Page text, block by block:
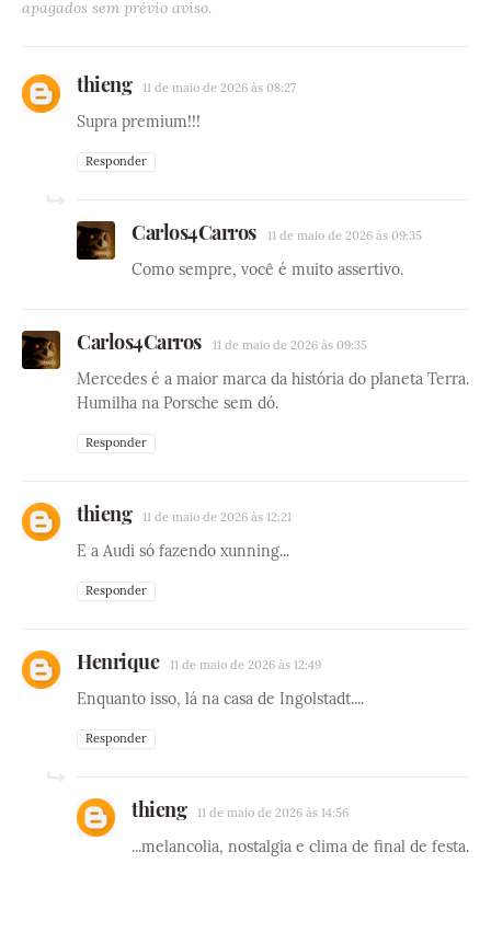
apagados sem prévio aviso.
thieng 11 de maio de 2026 às 08:27
Supra premium!!!
Responder
Carlos4Carros 11 de maio de 2026 às 09:35
Como sempre, você é muito assertivo.
Carlos4Carros 11 de maio de 2026 às 09:35
Mercedes é a maior marca da história do planeta Terra.
Humilha na Porsche sem dó.
Responder
thieng 11 de maio de 2026 às 12:21
E a Audi só fazendo xunning...
Responder
Henrique 11 de maio de 2026 às 12:49
Enquanto isso, lá na casa de Ingolstadt....
Responder
thieng 11 de maio de 2026 às 14:56
...melancolia, nostalgia e clima de final de festa.